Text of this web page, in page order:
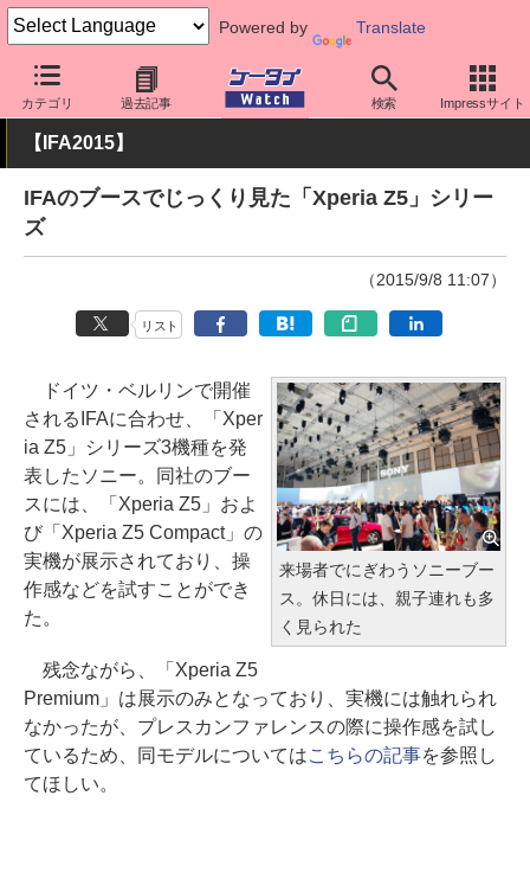
Powered by Translate
カテゴリ 過去記事 検索 Impressサイト
ケータイ Watch OS Android Xperia
【IFA2015】
IFAのブースでじっくり見た「Xperia Z5」シリー
ズ
（2015/9/8 11:07）
リスト
来場者でにぎわうソニーブー
ス。休日には、親子連れも多
く見られた
ドイツ・ベルリンで開催
されるIFAに合わせ、「Xper
ia Z5」シリーズ3機種を発
表したソニー。同社のブー
スには、「Xperia Z5」およ
び「Xperia Z5 Compact」の
実機が展示されており、操
作感などを試すことができ
た。
残念ながら、「Xperia Z5
Premium」は展示のみとなっており、実機には触れられ
なかったが、プレスカンファレンスの際に操作感を試し
ているため、同モデルについてはこちらの記事を参照し
てほしい。